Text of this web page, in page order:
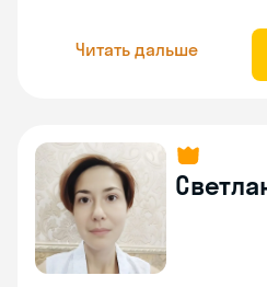
Читать дальше